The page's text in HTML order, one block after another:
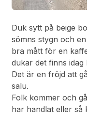
Duk sytt på beige
sömns stygn och
bra mått för en
dukar det finns idag
Det är en fröjd att
salu.
Folk kommer och
har handlat eller så